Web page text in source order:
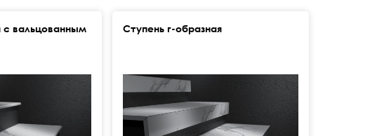
с вальцованным
Ступень г-образная